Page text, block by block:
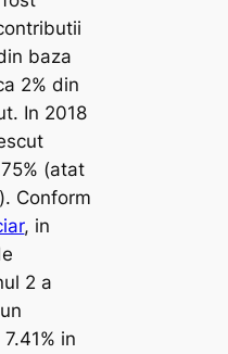
baza
2% din
In 2018
(atat
Conform
, in
2 a
in